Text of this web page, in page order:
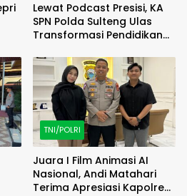
Lewat Podcast Presisi, KA
SPN Polda Sulteng Ulas
Transformasi Pendidikan
TNI/POLRI
Juara I Film Animasi AI
Nasional, Andi Matahari
Terima Apresiasi Kapolres